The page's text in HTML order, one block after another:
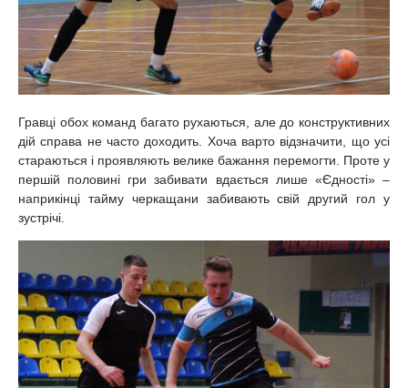
Гравці обох команд багато рухаються, але до конструктивних
дій справа не часто доходить. Хоча варто відзначити, що усі
стараються і проявляють велике бажання перемогти. Проте у
першій половині гри забивати вдається лише «Єдності» –
наприкінці тайму черкащани забивають свій другий гол у
зустрічі.